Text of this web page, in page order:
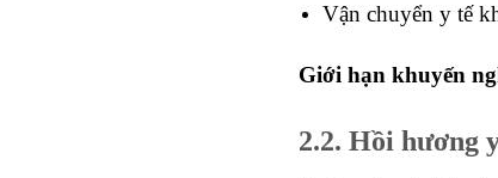
Vận chuyển y tế
Giới hạn khuyến
2.2. Hồi hương